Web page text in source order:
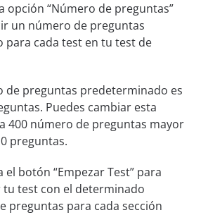
opción “Número de preguntas”
un número de preguntas
para cada test en tu test de
de preguntas predeterminado es
Puedes cambiar esta
400 número de preguntas mayor
preguntas.
el botón “Empezar Test” para
tu test con el determinado
preguntas para cada sección